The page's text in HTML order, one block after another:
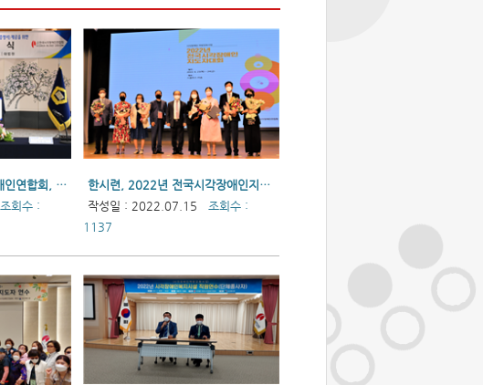
법원행정처-한국시각장애인연합회, 시각장애인에 대한 점자문서 제공을 위한 업무협약 체결
조회수 :
한시련, 2022년 전국시각장애인지도자대회 성료
작성일 : 2022.07.15
조회수 :
1137